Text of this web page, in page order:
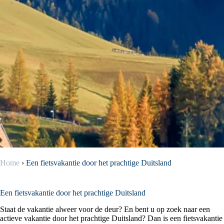
Home › Een fietsvakantie door het prachtige Duitsland
Een fietsvakantie door het prachtige Duitsland
Staat de vakantie alweer voor de deur? En bent u op zoek naar een
actieve vakantie door het prachtige Duitsland? Dan is een fietsvakantie